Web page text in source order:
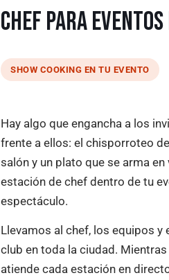
CHEF PARA
SHOW COOKING EN TU EVENTO
Hay algo que engancha a los
frente a ellos: el chisporroteo
salón y un plato que se arma en
estación de chef dentro de tu
espectáculo.
Llevamos al chef, los equipos y
club en toda la ciudad.
atiende cada estación en